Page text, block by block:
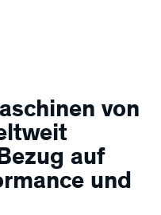
von
auf
und